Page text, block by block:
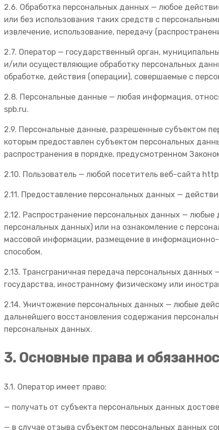
2.6. Обработка персональных данных — любое
или без использования таких средств с
извлечение, использование, передачу
2.7. Оператор — государственный орган,
и/или осуществляющие обработку персональных
обработке, действия (операции), совершаемые с
2.8. Персональные данные — любая информация,
spb.ru.
2.9. Персональные данные, разрешенные субъектом
которым предоставлен субъектом персональных
распространения в порядке, предусмотренном
2.10. Пользователь — любой посетитель веб-сайта
2.11. Предоставление персональных данных —
2.12. Распространение персональных данных —
персональных данных) или на ознакомление с
массовой информации, размещение в
способом.
2.13. Трансграничная передача персональных
государства, иностранному физическому или
2.14. Уничтожение персональных данных — любые
дальнейшего восстановления содержания
персональных данных.
3. Основные права и
3.1. Оператор имеет право:
— получать от субъекта персональных данных
— в случае отзыва субъектом персональных данных